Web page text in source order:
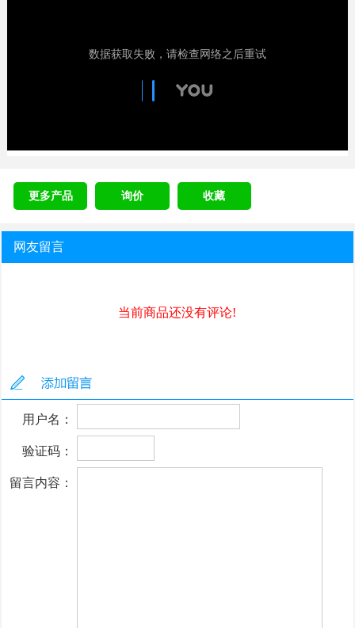
更多产品 询价 收藏
网友留言
当前商品还没有评论!
用户名：
验证码：
留言内容：